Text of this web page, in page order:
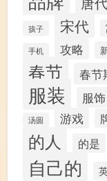
孩子 宋代
手机 攻略
春节 春节
服装 服饰
汤圆 游戏
的人 的是
自己的